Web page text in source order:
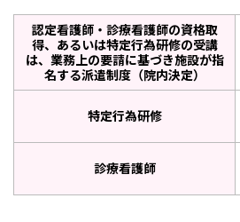
認定看護師・診療看護師の資格取
得、あるいは特定行為研修の受講
は、 業務上の要請に基づき施設が指
名する派遣制度（院内決定）
特定行為研修
診療看護師